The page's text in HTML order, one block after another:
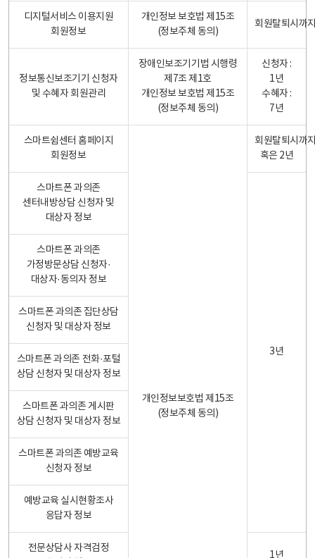
디지털서비스 이용지원
회원정보
개인정보 보호법 제15조
(정보주체 동의)
회원탈퇴시까
정보통신보조기기 신청자
및 수혜자 회원관리
장애인보조기기법 시행령
제7조 제1호
개인정보 보호법 제15조
(정보주체 동의)
신청자 :
1년
수혜자 :
7년
스마트쉼센터 홈페이지
회원정보
개인정보보호법 제15조
(정보주체 동의)
회원탈퇴시까
혹은 2년
스마트폰 과의존
센터내방상담 신청자 및
대상자 정보
3년
스마트폰 과의존
가정방문상담 신청자·
대상자·동의자 정보
스마트폰 과의존 집단상담
신청자 및 대상자 정보
스마트폰 과의존 전화·포털
상담 신청자 및 대상자 정보
스마트폰 과의존 게시판
상담 신청자 및 대상자 정보
스마트폰 과의존 예방교육
신청자 정보
예방교육 실시현황조사
응답자 정보
전문상담사 자격검정
1년